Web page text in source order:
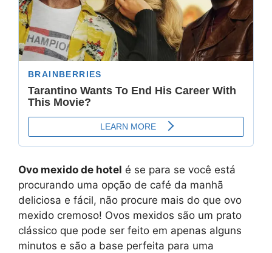
Ovo mexido de hotel é se para se você está
procurando uma opção de café da manhã
deliciosa e fácil, não procure mais do que ovo
mexido cremoso! Ovos mexidos são um prato
clássico que pode ser feito em apenas alguns
minutos e são a base perfeita para uma